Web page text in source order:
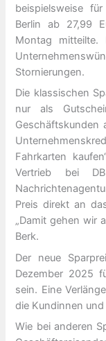
beispielsweise
Berlin ab 27,99
Montag mitteilte.
Stornierungen.
Die klassischen
nur als
Geschäftskunden
Fahrkarten
Vertrieb bei
Preis direkt an
„Damit gehen wir
Berk.
Der neue
Dezember 2025
sein. Eine
die Kundinnen
Wie bei anderen